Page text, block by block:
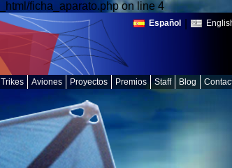
ficha_aparato.php on line 4
Español
Blog
Staff
Premios
Proyectos
Aviones
Trikes